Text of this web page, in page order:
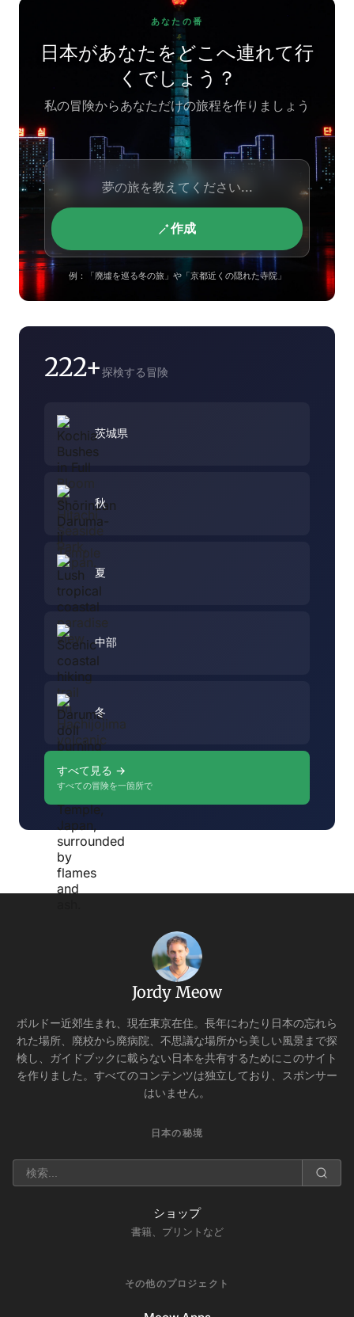
あなたの番
日本があなたをどこへ連れて行
くでしょう？
私の冒険からあなただけの旅程を作りましょう
作成
例：「廃墟を巡る冬の旅」や「京都近くの隠れた寺院」
222+探検する冒険
茨城県
秋
夏
中部
冬
すべて見る →
すべての冒険を一箇所で
Jordy Meow
ボルドー近郊生まれ、現在東京在住。長年にわたり日本の忘れら
れた場所、廃校から廃病院、不思議な場所から美しい風景まで探
検し、ガイドブックに載らない日本を共有するためにこのサイト
を作りました。すべてのコンテンツは独立しており、スポンサー
はいません。
日本の秘境
ショップ
書籍、プリントなど
その他のプロジェクト